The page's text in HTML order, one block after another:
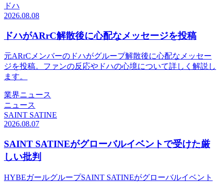
ドハ
2026.08.08
ドハがARrC解散後に心配なメッセージを投稿
元ARrCメンバーのドハがグループ解散後に心配なメッセー
ジを投稿。ファンの反応やドハの心境について詳しく解説し
ます。
業界ニュース
ニュース
SAINT SATINE
2026.08.07
SAINT SATINEがグローバルイベントで受けた厳
しい批判
HYBEガールグループSAINT SATINEがグローバルイベント